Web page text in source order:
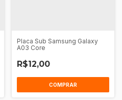
Placa Sub Samsung Galaxy
A03 Core
R$12,00